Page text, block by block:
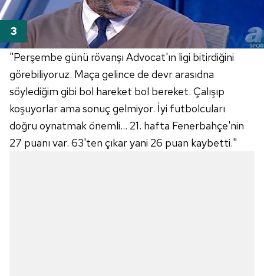
"Perşembe günü rövanşı Advocat'ın ligi bitirdiğini
görebiliyoruz. Maça gelince de devr arasıdna
söylediğim gibi bol hareket bol bereket. Çalışıp
koşuyorlar ama sonuç gelmiyor. İyi futbolcuları
doğru oynatmak önemli... 21. hafta Fenerbahçe'nin
27 puanı var. 63'ten çıkar yani 26 puan kaybetti."